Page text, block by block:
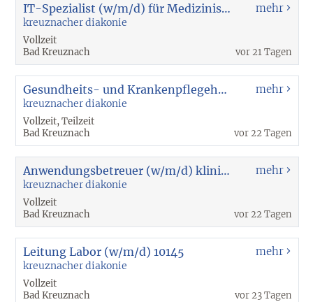
IT-Spezialist (w/m/d) für Medizinische Systeme 10163
kreuznacher diakonie
Vollzeit
Bad Kreuznach
mehr
vor 21 Tagen
Gesundheits- und Krankenpflegehelfer (w/m/d) Intensivbereich 10061
kreuznacher diakonie
Vollzeit, Teilzeit
Bad Kreuznach
mehr
vor 22 Tagen
Anwendungsbetreuer (w/m/d) klinische Applikationen und Systeme 9326
kreuznacher diakonie
Vollzeit
Bad Kreuznach
mehr
vor 22 Tagen
Leitung Labor (w/m/d) 10145
kreuznacher diakonie
Vollzeit
Bad Kreuznach
mehr
vor 23 Tagen